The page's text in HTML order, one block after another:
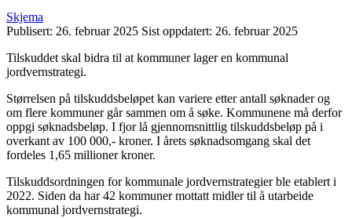
Skjema
Publisert: 26. februar 2025 Sist oppdatert: 26. februar 2025
Tilskuddet skal bidra til at kommuner lager en kommunal
jordvernstrategi.
Størrelsen på tilskuddsbeløpet kan variere etter antall søknader og
om flere kommuner går sammen om å søke. Kommunene må derfor
oppgi søknadsbeløp. I fjor lå gjennomsnittlig tilskuddsbeløp på i
overkant av 100 000,- kroner. I årets søknadsomgang skal det
fordeles 1,65 millioner kroner.
Tilskuddsordningen for kommunale jordvernstrategier ble etablert i
2022. Siden da har 42 kommuner mottatt midler til å utarbeide
kommunal jordvernstrategi.